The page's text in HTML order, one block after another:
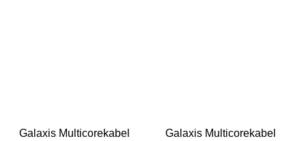
Galaxis Multicorekabel
Galaxis Multicorekabel